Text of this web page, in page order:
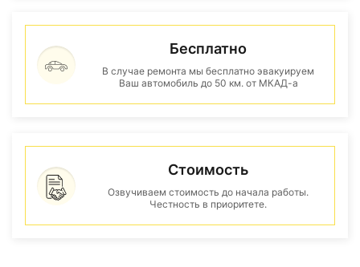
Бесплатно
В случае ремонта мы бесплатно эвакуируем
Ваш автомобиль до 50 км. от МКАД-а
Стоимость
Озвучиваем стоимость до начала работы.
Честность в приоритете.